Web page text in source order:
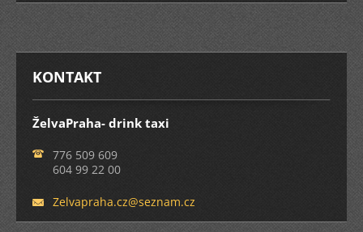
KONTAKT
ŽelvaPraha- drink taxi
776 509 609
604 99 22 00
Zelvapraha.cz@seznam.cz